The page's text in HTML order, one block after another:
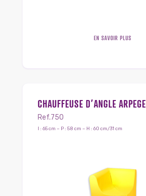
EN SAVOIR PLUS
CHAUFFEUSE D’ANGLE ARPEGE
Ref.750
l : 65 cm – P : 58 cm – H : 60 cm/31 cm